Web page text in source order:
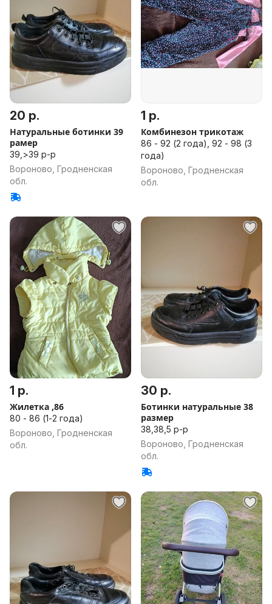
20 р.
Натуральные ботинки 39
рамер
39,>39 р-р
Вороново, Гродненская
обл.
1 р.
Комбинезон трикотаж
86 - 92 (2 года), 92 - 98 (3
года)
Вороново, Гродненская
обл.
1 р.
Жилетка ,86
80 - 86 (1-2 года)
Вороново, Гродненская
обл.
30 р.
Ботинки натуральные 38
размер
38,38,5 р-р
Вороново, Гродненская
обл.